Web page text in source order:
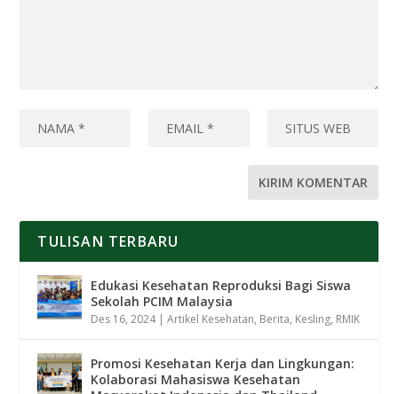
TULISAN TERBARU
Edukasi Kesehatan Reproduksi Bagi Siswa
Sekolah PCIM Malaysia
Des 16, 2024|Artikel Kesehatan, Berita, Kesling, RMIK
Promosi Kesehatan Kerja dan Lingkungan:
Kolaborasi Mahasiswa Kesehatan